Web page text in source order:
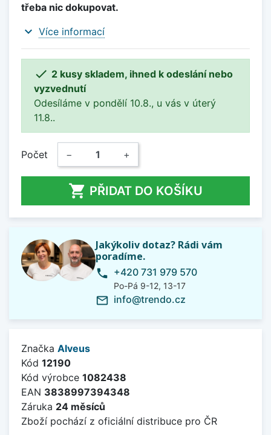
třeba nic dokupovat.
expand_more Více informací
 2 kusy skladem, ihned k odeslání nebo
vyzvednutí
Odesíláme v pondělí 10.8., u vás v úterý
11.8..
Počet − +
 PŘIDAT DO KOŠÍKU
Jakýkoliv dotaz? Rádi vám
poradíme.
phone +420 731 979 570
Po-Pá 9-12, 13-17
mail_outline info@trendo.cz
Značka Alveus
Kód 12190
Kód výrobce 1082438
EAN 3838997394348
Záruka 24 měsíců
Zboží pochází z oficiální distribuce pro ČR